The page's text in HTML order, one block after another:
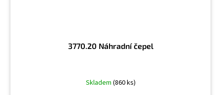
3770.20 Náhradní čepel
Skladem (860 ks)